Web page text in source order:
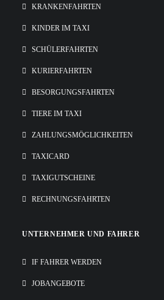
KRANKENFAHRTEN
KINDER IM TAXI
SCHÜLERFAHRTEN
KURIERFAHRTEN
BESORGUNGSFAHRTEN
TIERE IM TAXI
ZAHLUNGSMÖGLICHKEITEN
TAXICARD
TAXIGUTSCHEINE
RECHNUNGSFAHRTEN
UNTERNEHMER UND FAHRER
IF FAHRER WERDEN
JOBANGEBOTE